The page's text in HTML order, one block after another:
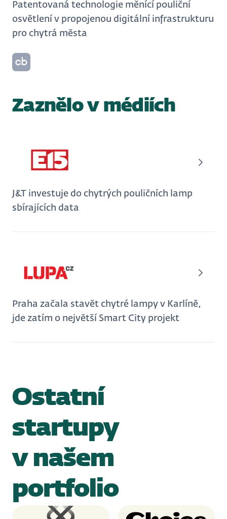
Patentovaná technologie měnící pouliční
osvětlení v propojenou digitální infrastrukturu
pro chytrá města
Zaznělo v médiích
J&T investuje do chytrých pouličních lamp
sbírajících data
Praha začala stavět chytré lampy v Karlíně,
jde zatím o největší Smart City projekt
Ostatní
startupy
v našem
portfolio